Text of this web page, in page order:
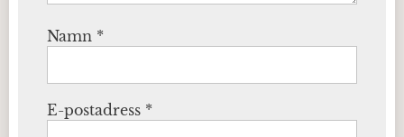
Namn *
E-postadress *